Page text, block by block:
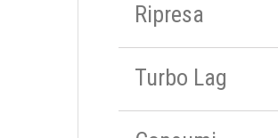
Ripresa
Turbo Lag